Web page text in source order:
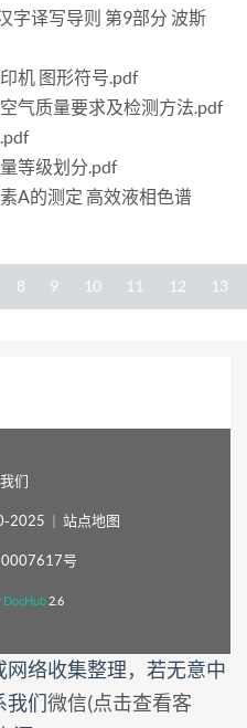
字译写导则 第9部分 波斯
机 图形符号.pdf
气质量要求及检测方法.pdf
等级划分.pdf
A的测定 高效液相色谱
8 9 10 11 12 13
们
2025 站点地图
号
DocHub2.6
络收集整理，若无意中
我们微信(点击查看客